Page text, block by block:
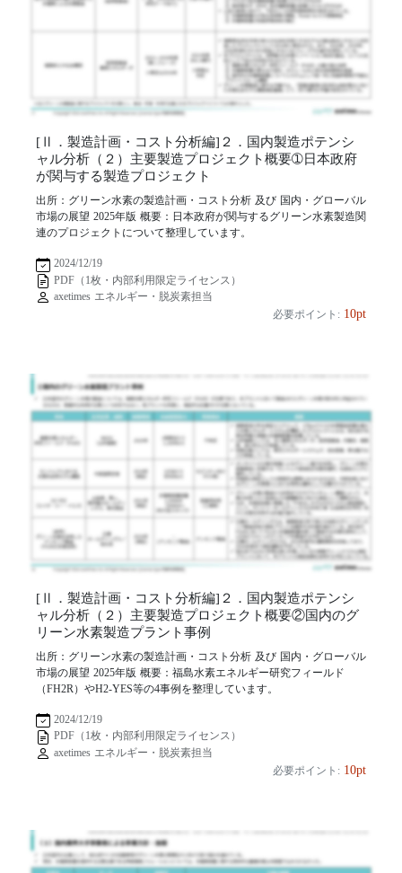
[Ⅱ．製造計画・コスト分析編]２．国内製造ポテンシ
ャル分析（２）主要製造プロジェクト概要➀日本政府
が関与する製造プロジェクト
出所：グリーン水素の製造計画・コスト分析 及び 国内・グローバル
市場の展望 2025年版 概要：日本政府が関与するグリーン水素製造関
連のプロジェクトについて整理しています。
2024/12/19
PDF（1枚・内部利用限定ライセンス）
axetimes エネルギー・脱炭素担当
必要ポイント: 10pt
[Ⅱ．製造計画・コスト分析編]２．国内製造ポテンシ
ャル分析（２）主要製造プロジェクト概要②国内のグ
リーン水素製造プラント事例
出所：グリーン水素の製造計画・コスト分析 及び 国内・グローバル
市場の展望 2025年版 概要：福島水素エネルギー研究フィールド
（FH2R）やH2-YES等の4事例を整理しています。
2024/12/19
PDF（1枚・内部利用限定ライセンス）
axetimes エネルギー・脱炭素担当
必要ポイント: 10pt